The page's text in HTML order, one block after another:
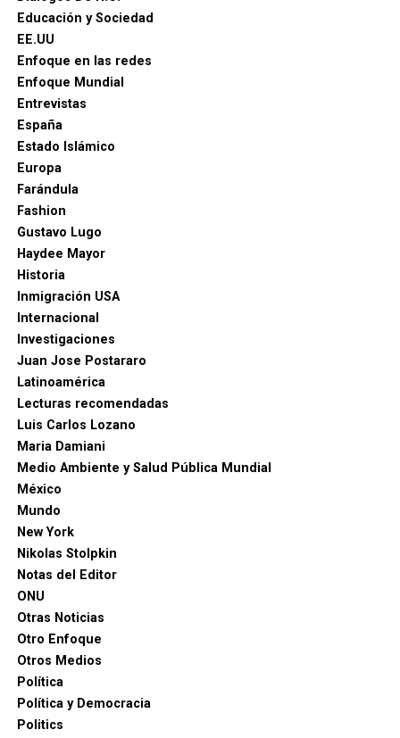
Educación y Sociedad
EE.UU
Enfoque en las redes
Enfoque Mundial
Entrevistas
España
Estado Islámico
Europa
Farándula
Fashion
Gustavo Lugo
Haydee Mayor
Historia
Inmigración USA
Internacional
Investigaciones
Juan Jose Postararo
Latinoamérica
Lecturas recomendadas
Luis Carlos Lozano
Maria Damiani
Medio Ambiente y Salud Pública Mundial
México
Mundo
New York
Nikolas Stolpkin
Notas del Editor
ONU
Otras Noticias
Otro Enfoque
Otros Medios
Política
Política y Democracia
Politics